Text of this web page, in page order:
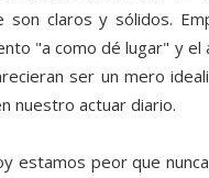
son claros y sólidos.
"a como dé lugar" y
ser un mero
nuestro actuar diario.
estamos peor que